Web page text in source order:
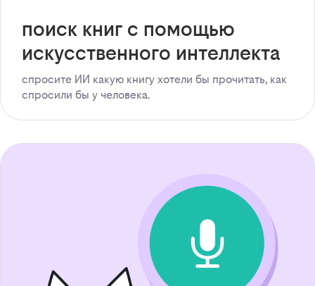
поиск книг с помощью
искусственного интеллекта
спросите ИИ какую книгу хотели бы прочитать, как
спросили бы у человека.